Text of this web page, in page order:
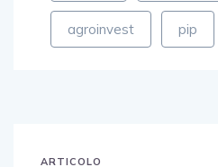
agroinvest pip
ARTICOLO